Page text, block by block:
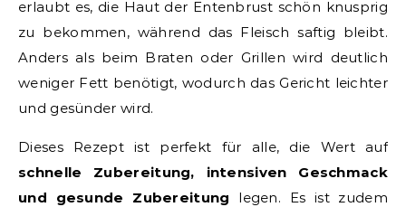
erlaubt es, die Haut der Entenbrust schön knusprig
zu bekommen, während das Fleisch saftig bleibt.
Anders als beim Braten oder Grillen wird deutlich
weniger Fett benötigt, wodurch das Gericht leichter
und gesünder wird.
Dieses Rezept ist perfekt für alle, die Wert auf
schnelle Zubereitung, intensiven Geschmack
und gesunde Zubereitung legen. Es ist zudem